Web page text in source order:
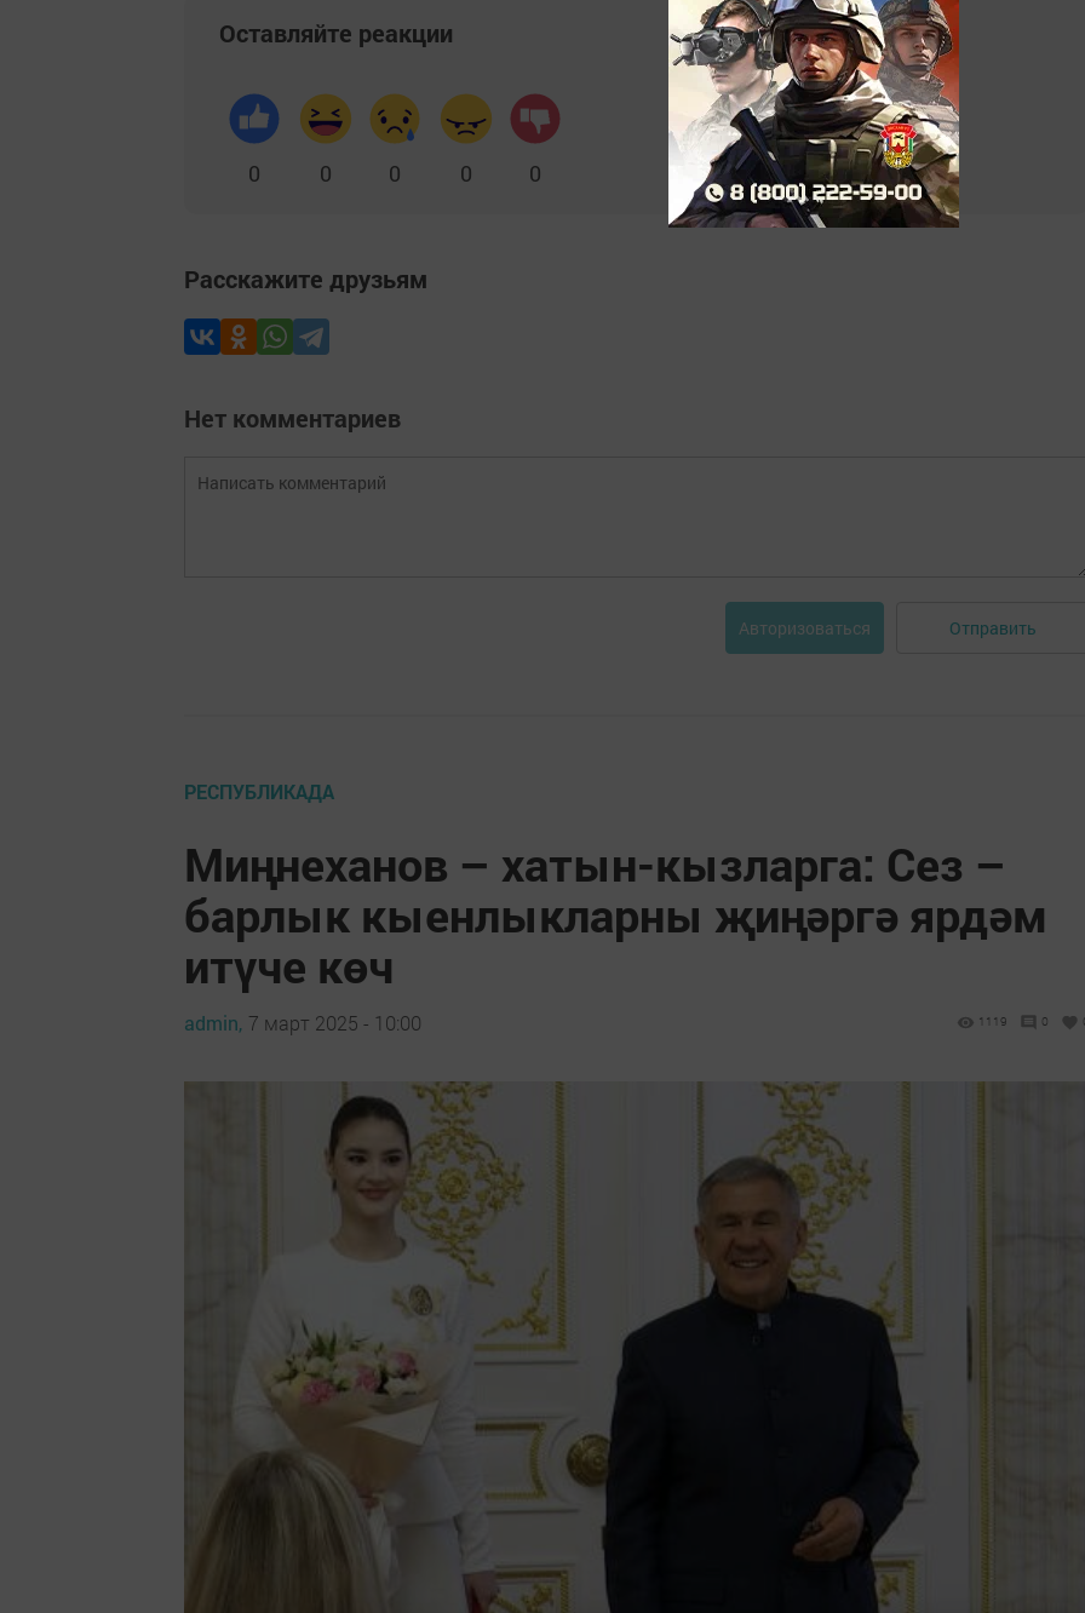
Оставляйте реакции
0 0 0 0 0
Расскажите друзьям
Нет комментариев
Авторизоваться Отправить
РЕСПУБЛИКАДА
Миңнеханов – хатын-кызларга: Сез –
барлык кыенлыкларны җиңәргә ярдәм
итүче көч
admin, 7 март 2025 - 10:00 1119 0